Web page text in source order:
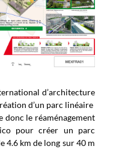
d’architecture
d’un parc linéaire
donc​ le réaménagement
pour créer un parc
4.6 km de long sur 40 m